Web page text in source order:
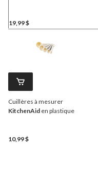
19,99 $
Cuillères à mesurer
KitchenAid en plastique
10,99 $